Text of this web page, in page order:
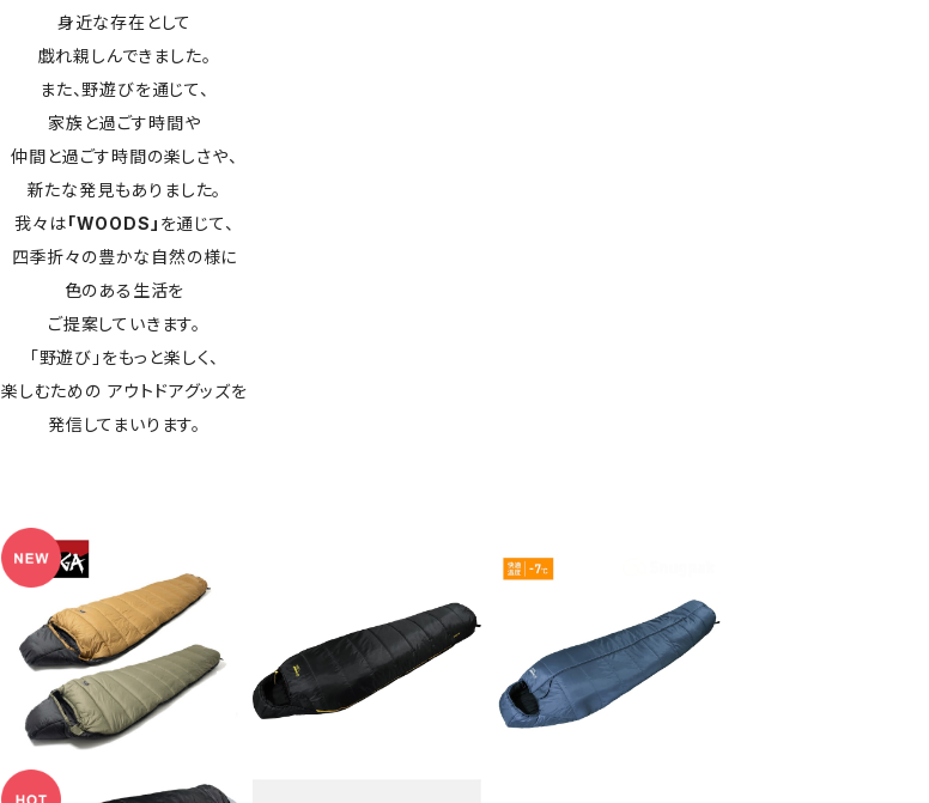
身近な存在として
戯れ親しんできました。
また、野遊びを通じて、
家族と過ごす時間や
仲間と過ごす時間の楽しさや、
新たな発見もありました。
我々は「WOODS」 を通じて、
四季折々の豊かな自然の様に
色のある生活を
ご提案していきます。
「野遊び」をもっと楽しく、
楽しむための アウトドアグッズを
発信してまいります。
NANGA Approach S
ynthetic Fiber 1200
( COYOTE / OLIVE )
NANGA 寝袋
¥19,800
Snugpak(スナグパッ
ク) スリーパーエクスト
リーム マミー ライトジッ
プ
¥12,980
Snugpak(スナグパッ
ク) スリーパーエクスト
リーム マミー センター
ジップ
¥12,980